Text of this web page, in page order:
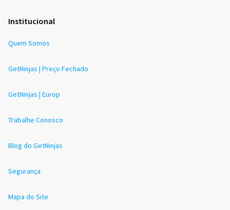
Institucional
Quem Somos
GetNinjas | Preço Fechado
GetNinjas | Europ
Trabalhe Conosco
Blog do GetNinjas
Segurança
Mapa do Site